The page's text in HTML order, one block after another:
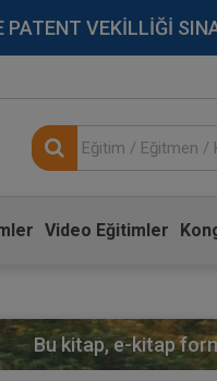
PATENT VEKİLLİĞİ
Video Eğitimler
Bu kitap, e-kitap